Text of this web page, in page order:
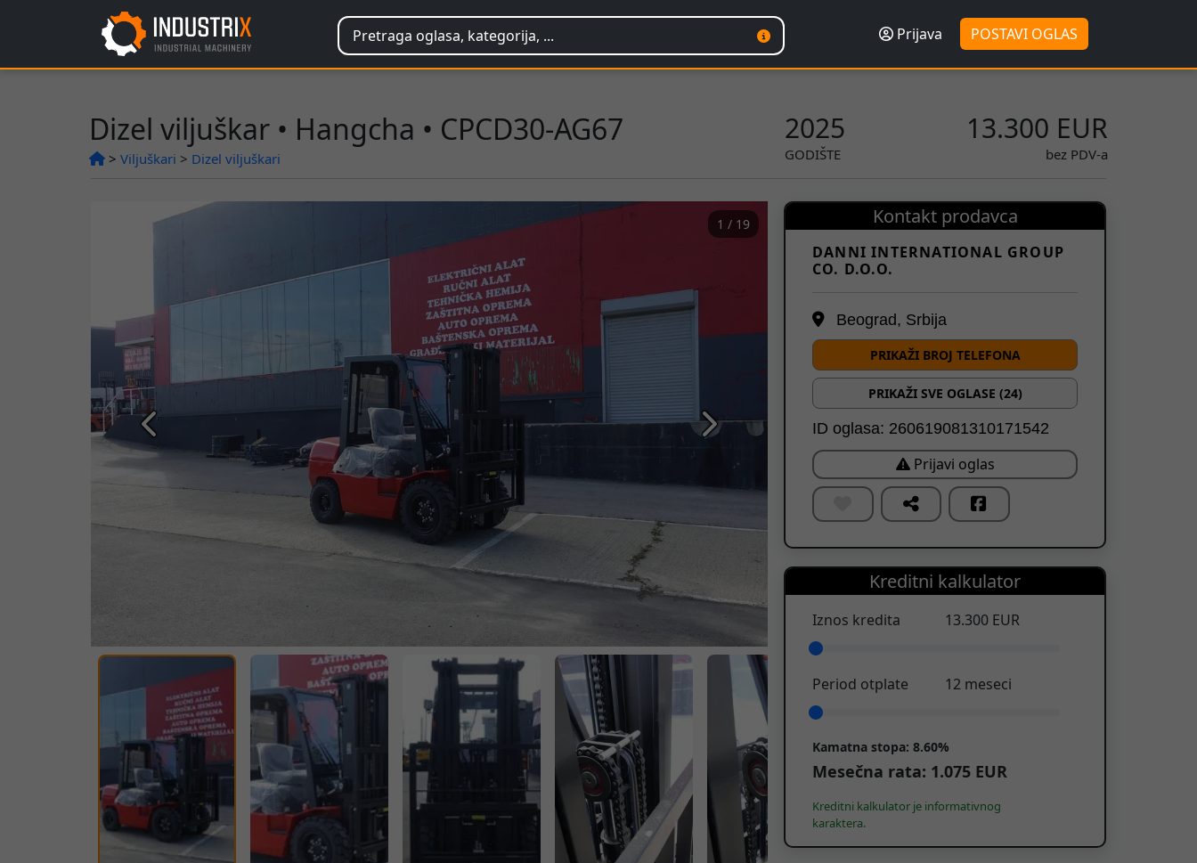
Prijava POSTAVI OGLAS
Dizel viljuškar • Hangcha • CPCD30-AG67
> Viljuškari > Dizel viljuškari
2025
GODIŠTE
13.300 EUR
bez PDV-a
1 / 19
Prethodna Sledeća
Kontakt prodavca
DANNI INTERNATIONAL GROUP
CO. D.O.O.
Beograd, Srbija
PRIKAŽI BROJ TELEFONA
PRIKAŽI SVE OGLASE (24)
ID oglasa: 260619081310171542
Prijavi oglas
Kreditni kalkulator
Iznos kredita 13.300 EUR
Period otplate 12 meseci
Kamatna stopa: 8.60%
Mesečna rata: 1.075 EUR
Kreditni kalkulator je informativnog
karaktera.